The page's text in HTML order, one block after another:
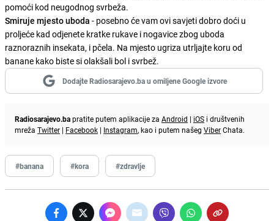
pomoći kod neugodnog svrbeža.
Smiruje mjesto uboda - posebno će vam ovi savjeti dobro doći u
proljeće kad odjenete kratke rukave i nogavice zbog uboda
raznoraznih insekata, i pčela. Na mjesto ugriza utrljajte koru od
banane kako biste si olakšali bol i svrbež.
Dodajte Radiosarajevo.ba u omiljene Google izvore
Radiosarajevo.bapratite putem aplikacije za Android | iOS i društvenih
mreža Twitter | Facebook | Instagram, kao i putem našeg ViberChata.
#banana #kora #zdravlje